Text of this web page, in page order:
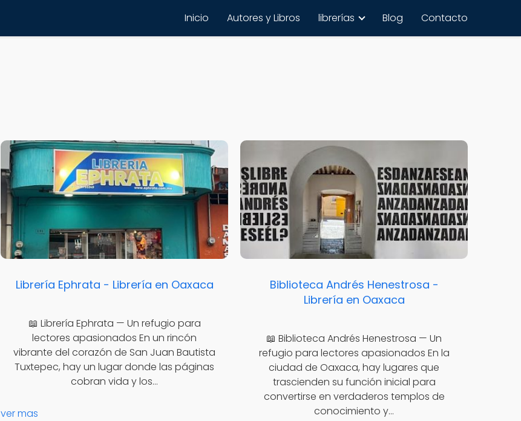
Inicio Autores y Libros librerías Blog Contacto
Librería Ephrata - Librería en Oaxaca
📖 Librería Ephrata — Un refugio para
lectores apasionados En un rincón
vibrante del corazón de San Juan Bautista
Tuxtepec, hay un lugar donde las páginas
cobran vida y los…
ver mas
Biblioteca Andrés Henestrosa -
Librería en Oaxaca
📖 Biblioteca Andrés Henestrosa — Un
refugio para lectores apasionados En la
ciudad de Oaxaca, hay lugares que
trascienden su función inicial para
convertirse en verdaderos templos de
conocimiento y…